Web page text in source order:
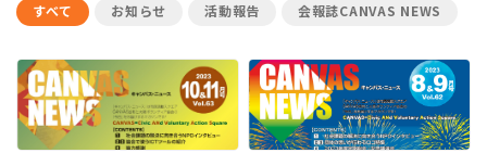
すべて お知らせ 活動報告 会報誌CANVAS NEWS